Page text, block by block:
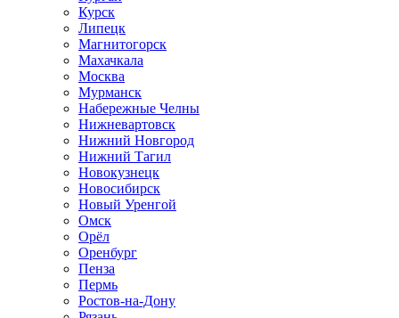
Курск
Липецк
Магнитогорск
Махачкала
Москва
Мурманск
Набережные Челны
Нижневартовск
Нижний Новгород
Нижний Тагил
Новокузнецк
Новосибирск
Новый Уренгой
Омск
Орёл
Оренбург
Пенза
Пермь
Ростов-на-Дону